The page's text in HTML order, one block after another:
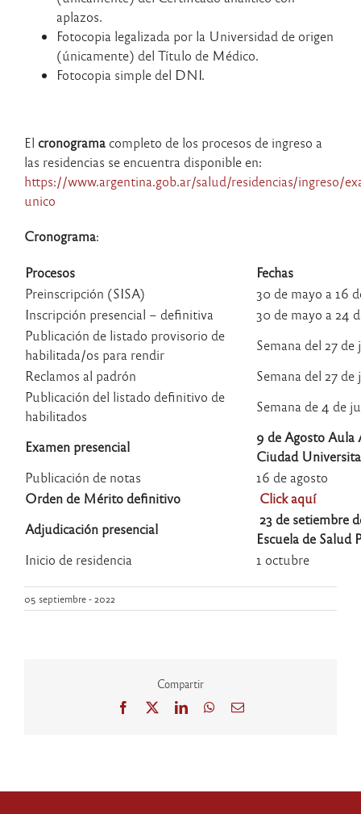
aplazos.
Fotocopia legalizada por la Universidad de origen
(únicamente) del Título de Médico.
Fotocopia simple del DNI.
El cronograma completo de los procesos de ingreso a
las residencias se encuentra disponible en:
https://www.argentina.gob.ar/salud/residencias/ingreso/
unico
Cronograma:
Procesos
Fechas
Preinscripción (SISA)
30 de mayo a 16
Inscripción presencial – definitiva
30 de mayo a 24
Publicación de listado provisorio de
habilitada/os para rendir
Semana del 27 de
Reclamos al padrón
Semana del 27 de
Publicación del listado definitivo de
habilitados
Semana de 4 de
Examen presencial
9 de Agosto Aula
Ciudad
Publicación de notas
16 de agosto
Orden de Mérito definitivo
Click aquí
Adjudicación presencial
23 de setiembre
Escuela de Salud
Inicio de residencia
1 octubre
05 septiembre - 2022
Compartir
Facebook LinkedInWhatsApp
Correo